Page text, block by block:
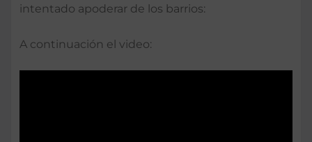
intentado apoderar de los barrios:
A continuación el video: